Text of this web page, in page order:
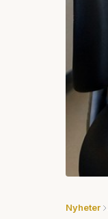
Nyheter